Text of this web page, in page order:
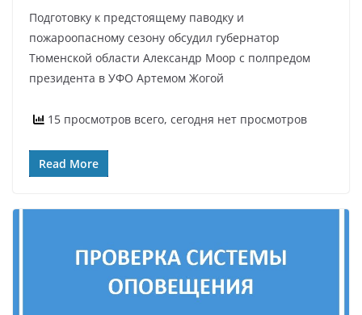
Подготовку к предстоящему паводку и
пожароопасному сезону обсудил губернатор
Тюменской области Александр Моор с полпредом
президента в УФО Артемом Жогой
15 просмотров всего, сегодня нет просмотров
Read More